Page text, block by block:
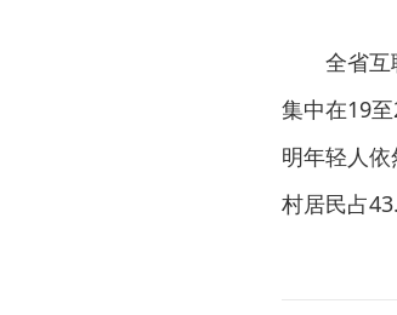
全省
集中在19
明年轻人
村居民占